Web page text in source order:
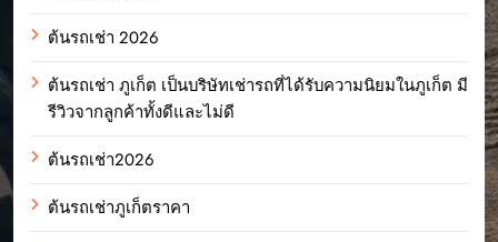
ต้นรถเช่า 2026
ต้นรถเช่า ภูเก็ต เป็นบริษัทเช่ารถที่ได้รับความนิยมในภูเก็ต มี
รีวิวจากลูกค้าทั้งดีและไม่ดี
ต้นรถเช่า2026
ต้นรถเช่าภูเก็ตราคา